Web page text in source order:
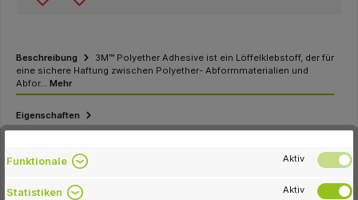
Beschreibung
3M™ Polyether Adhesive ist ein Löffelklebstoff, der für
eine sichere Haftung zwischen Polyether- Abformmaterialien und
Abfor… Mehr
Eigenschaften
Funktionale Aktiv
Statistiken Aktiv